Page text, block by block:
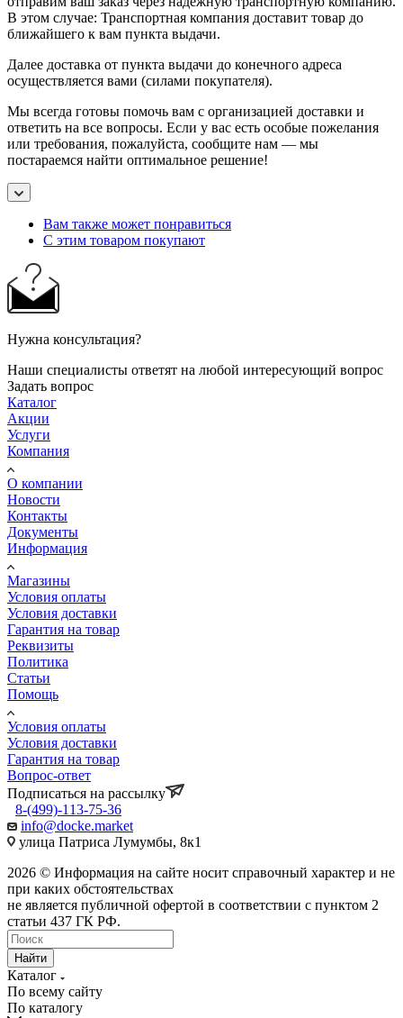
В этом случае: Транспортная компания доставит товар до
ближайшего к вам пункта выдачи.
Далее доставка от пункта выдачи до конечного адреса
осуществляется вами (силами покупателя).
Мы всегда готовы помочь вам с организацией доставки и
ответить на все вопросы. Если у вас есть особые пожелания
или требования, пожалуйста, сообщите нам — мы
постараемся найти оптимальное решение!
Вам также может понравиться
С этим товаром покупают
Нужна консультация?
Наши специалисты ответят на любой интересующий вопрос
Задать вопрос
Каталог
Акции
Услуги
Компания
О компании
Новости
Контакты
Документы
Информация
Магазины
Условия оплаты
Условия доставки
Гарантия на товар
Реквизиты
Политика
Статьи
Помощь
Условия оплаты
Условия доставки
Гарантия на товар
Вопрос-ответ
Подписаться на рассылку
8-(499)-113-75-36
info@docke.market
улица Патриса Лумумбы, 8к1
2026 © Информация на сайте носит справочный характер и не
при каких обстоятельствах
не является публичной офертой в соответствии с пунктом 2
статьи 437 ГК РФ.
Найти
Каталог
По всему сайту
По каталогу